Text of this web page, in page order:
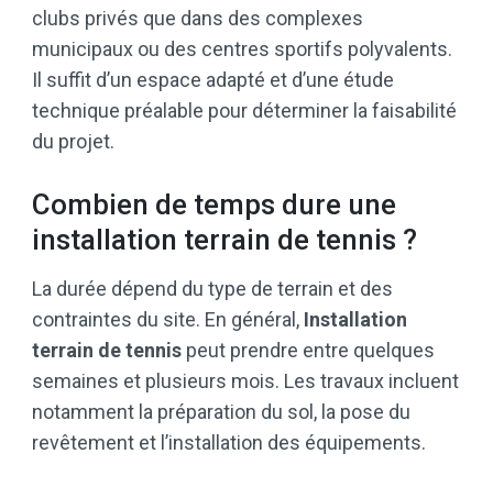
clubs privés que dans des complexes
municipaux ou des centres sportifs polyvalents.
Il suffit d’un espace adapté et d’une étude
technique préalable pour déterminer la faisabilité
du projet.
Combien de temps dure une
installation terrain de tennis ?
La durée dépend du type de terrain et des
contraintes du site. En général, Installation
terrain de tennis peut prendre entre quelques
semaines et plusieurs mois. Les travaux incluent
notamment la préparation du sol, la pose du
revêtement et l’installation des équipements.